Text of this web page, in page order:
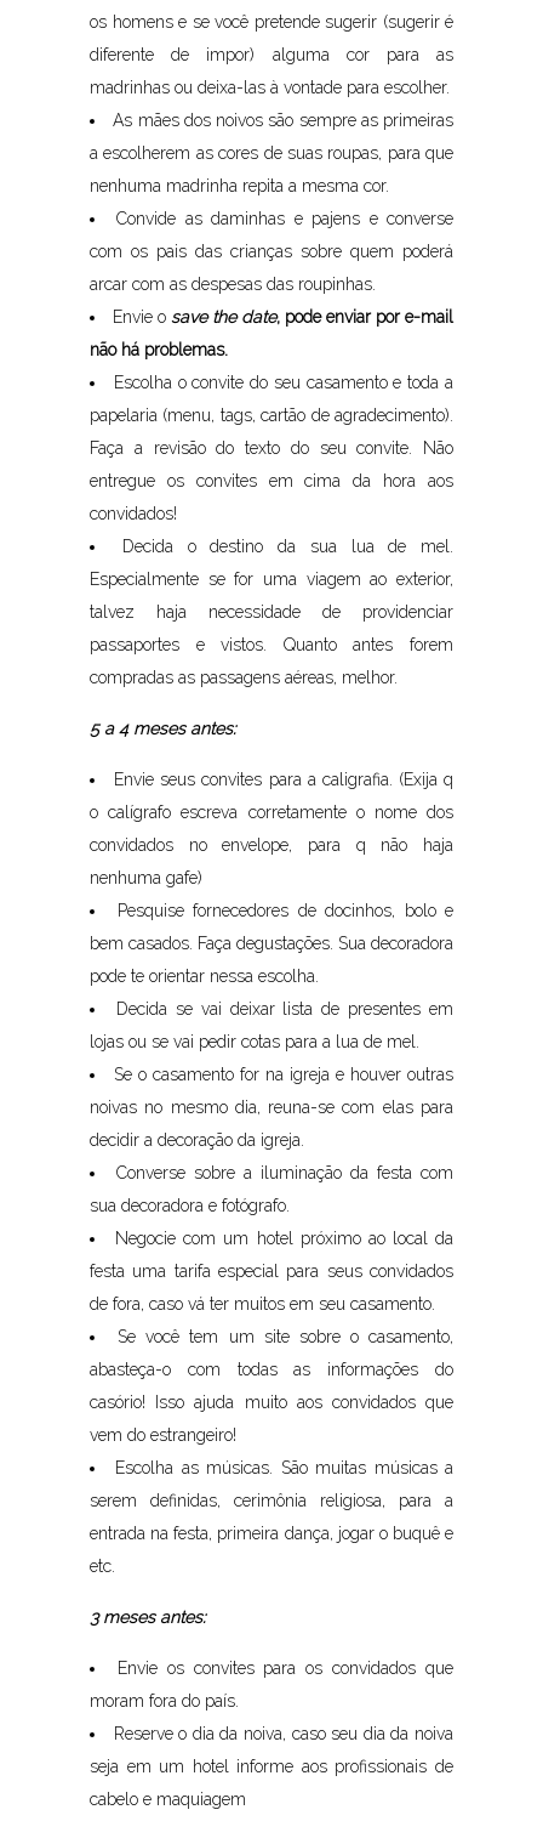
os homens e se você pretende sugerir (sugerir é
diferente de impor) alguma cor para as
madrinhas ou deixa-las à vontade para escolher.
As mães dos noivos são sempre as primeiras
a escolherem as cores de suas roupas, para que
nenhuma madrinha repita a mesma cor.
Convide as daminhas e pajens e converse
com os pais das crianças sobre quem poderá
arcar com as despesas das roupinhas.
Envie o save the date, pode enviar por e-mail
não há problemas.
Escolha o convite do seu casamento e toda a
papelaria (menu, tags, cartão de agradecimento).
Faça a revisão do texto do seu convite. Não
entregue os convites em cima da hora aos
convidados!
Decida o destino da sua lua de mel.
Especialmente se for uma viagem ao exterior,
talvez haja necessidade de providenciar
passaportes e vistos. Quanto antes forem
compradas as passagens aéreas, melhor.
5 a 4 meses antes:
Envie seus convites para a caligrafia. (Exija q
o calígrafo escreva corretamente o nome dos
convidados no envelope, para q não haja
nenhuma gafe)
Pesquise fornecedores de docinhos, bolo e
bem casados. Faça degustações. Sua decoradora
pode te orientar nessa escolha.
Decida se vai deixar lista de presentes em
lojas ou se vai pedir cotas para a lua de mel.
Se o casamento for na igreja e houver outras
noivas no mesmo dia, reuna-se com elas para
decidir a decoração da igreja.
Converse sobre a iluminação da festa com
sua decoradora e fotógrafo.
Negocie com um hotel próximo ao local da
festa uma tarifa especial para seus convidados
de fora, caso vá ter muitos em seu casamento.
Se você tem um site sobre o casamento,
abasteça-o com todas as informações do
casório! Isso ajuda muito aos convidados que
vem do estrangeiro!
Escolha as músicas. São muitas músicas a
serem definidas, cerimônia religiosa, para a
entrada na festa, primeira dança, jogar o buquê e
etc.
3 meses antes:
Envie os convites para os convidados que
moram fora do país.
Reserve o dia da noiva, caso seu dia da noiva
seja em um hotel informe aos profissionais de
cabelo e maquiagem